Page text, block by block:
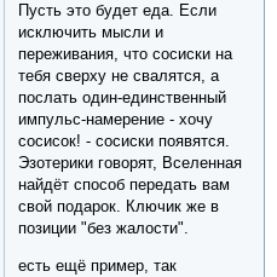
Пусть это будет еда. Если
исключить мысли и
переживания, что сосиски на
тебя сверху не свалятся, а
послать один-единственный
импульс-намерение - хочу
сосисок! - сосиски появятся.
Эзотерики говорят, Вселенная
найдёт способ передать вам
свой подарок. Ключик же в
позиции "без жалости".
есть ещё пример, так